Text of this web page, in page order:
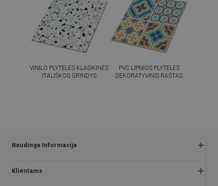
VINILO PLYTELĖS KLASIKINĖS
ITALIŠKOS GRINDYS
PVC LIPNIOS PLYTELĖS
DEKORATYVINIS RAŠTAS
Naudinga Informacija
Grąžinimai ir skundai
Klientams